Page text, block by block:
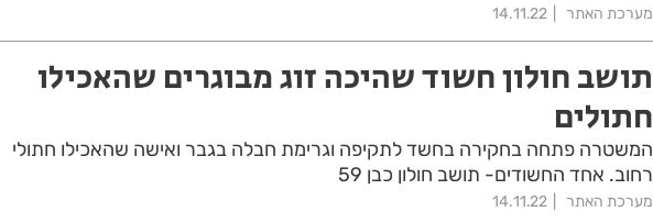
מערכת האתר 14.11.22
תושב חולון חשוד שהיכה זוג מבוגרים שהאכילו
חתולים
המשטרה פתחה בחקירה בחשד לתקיפה וגרימת חבלה בגבר ואישה שהאכילו חתולי
רחוב. אחד החשודים- תושב חולון כבן 59
מערכת האתר 14.11.22